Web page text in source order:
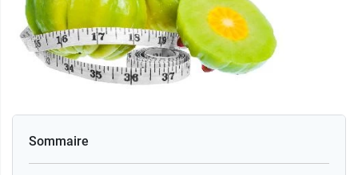
Sommaire